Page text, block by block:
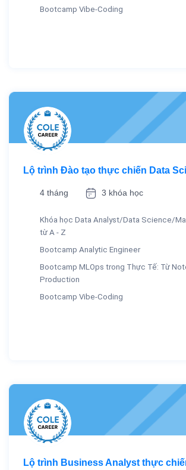
Bootcamp Vibe-Coding
Lộ trình Đào tạo thực chiến Data
4 tháng 3 khóa học
Khóa học Data Analyst/Data Science/
từ A - Z
Bootcamp Analytic Engineer
Bootcamp MLOps trong Thực Tế: Từ
Production
Bootcamp Vibe-Coding
Lộ trình Business Analyst thực